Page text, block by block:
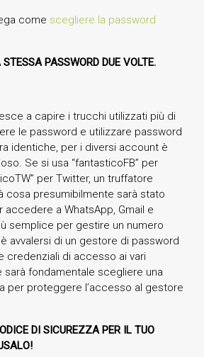
come scegliere la password
PASSWORD DUE VOLTE.
a capire i trucchi utilizzati più di
le password e utilizzare password
identiche, per i diversi account è
Se si usa “fantasticoFB” per
per Twitter, un truffatore
cosa presumibilmente sarà stato
accedere a WhatsApp, Gmail e
semplice per gestire un numero
avvalersi di un gestore di password
credenziali di accesso ai vari
sarà fondamentale scegliere una
per proteggere l’accesso al gestore
DI SICUREZZA PER IL TUO